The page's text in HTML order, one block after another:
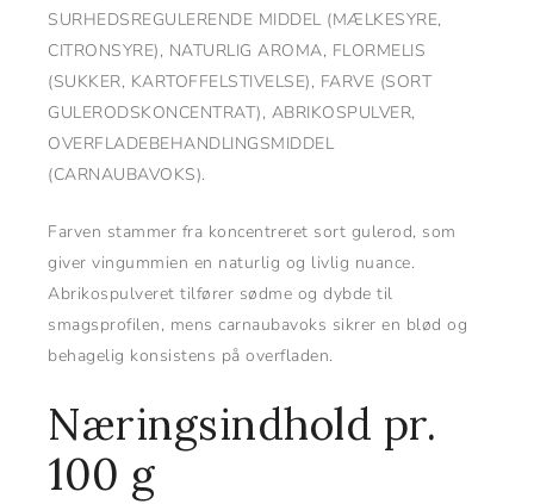
SURHEDSREGULERENDE MIDDEL (MÆLKESYRE,
CITRONSYRE), NATURLIG AROMA, FLORMELIS
(SUKKER, KARTOFFELSTIVELSE), FARVE (SORT
GULERODSKONCENTRAT), ABRIKOSPULVER,
OVERFLADEBEHANDLINGSMIDDEL
(CARNAUBAVOKS).
Farven stammer fra koncentreret sort gulerod, som
giver vingummien en naturlig og livlig nuance.
Abrikospulveret tilfører sødme og dybde til
smagsprofilen, mens carnaubavoks sikrer en blød og
behagelig konsistens på overfladen.
Næringsindhold pr.
100 g